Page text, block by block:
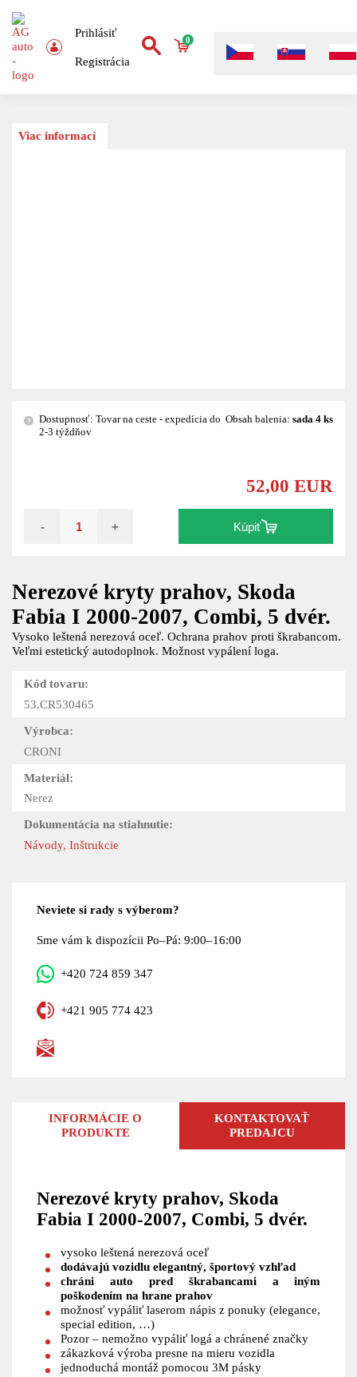
Prihlásiť
Registrácia
0
Viac informací
Nerezové kryty prahov, Skoda
Fabia I 2000-2007, Combi, 5 dvér.
Vysoko leštená nerezová oceľ. Ochrana prahov proti škrabancom.
Veľmi estetický autodoplnok. Možnost vypálení loga.
Kód tovaru:
53.CR530465
Výrobca:
CRONI
Materiál:
Nerez
Dokumentácia na stiahnutie:
Návody, Inštrukcie
?
Dostupnosť: Tovar na ceste - expedícia do
2-3 týždňov
Obsah balenia: sada 4 ks
52,00 EUR
- + Kúpiť
Neviete si rady s výberom?
Sme vám k dispozícii Po–Pá: 9:00–16:00
+420 724 859 347
+421 905 774 423
INFORMÁCIE O
PRODUKTE
KONTAKTOVAŤ
PREDAJCU
Nerezové kryty prahov, Skoda
Fabia I 2000-2007, Combi, 5 dvér.
vysoko leštená nerezová oceľ
dodávajú vozidlu elegantný, športový vzhľad
chráni auto pred škrabancami a iným
poškodením na hrane prahov
možnosť vypáliť laserom nápis z ponuky (elegance,
special edition, …)
Pozor – nemožno vypáliť logá a chránené značky
zákazková výroba presne na mieru vozidla
jednoduchá montáž pomocou 3M pásky